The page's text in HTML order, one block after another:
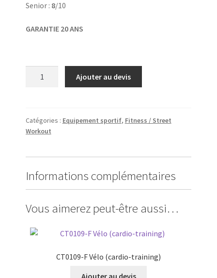
Senior : 8/10
GARANTIE 20 ANS
Cavalier
(cardio-
Ajouter au devis
Catégories : Equipement sportif, Fitness / Street
Workout
Informations complémentaires
Vous aimerez peut-être aussi…
CT0109-F Vélo (cardio-training)